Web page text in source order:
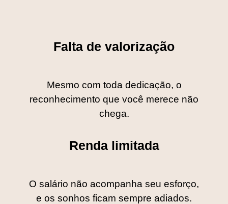
Falta de valorização
Mesmo com toda dedicação, o
reconhecimento que você merece não
chega.
Renda limitada
O salário não acompanha seu esforço,
e os sonhos ficam sempre adiados.